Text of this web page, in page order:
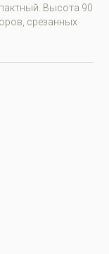
Высота 90
срезанных